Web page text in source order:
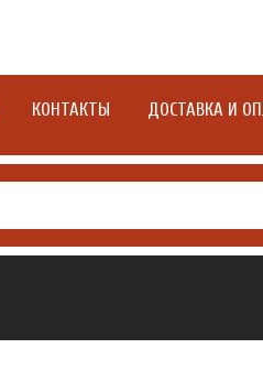
КОНТАКТЫ ДОСТАВКА И